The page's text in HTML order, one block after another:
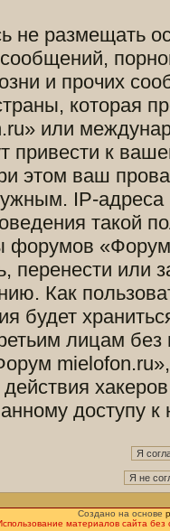
не размещать
сообщений,
и прочих
которая
или
привести к
этом ваш
IP-
такой
форумов
перенести
Как
будет
лицам
действия
доступу к
Создано на основе
материалов сайта